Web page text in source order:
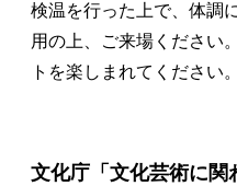
検温を行った上で、体調
用の上、ご来場ください
トを楽しまれてください。
文化庁「文化芸術に関